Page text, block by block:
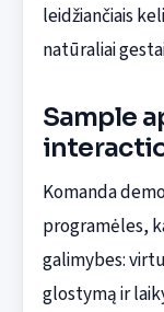
leidžiančiais
natūraliai
Sample
Komanda
programėles,
galimybes:
glostymą ir